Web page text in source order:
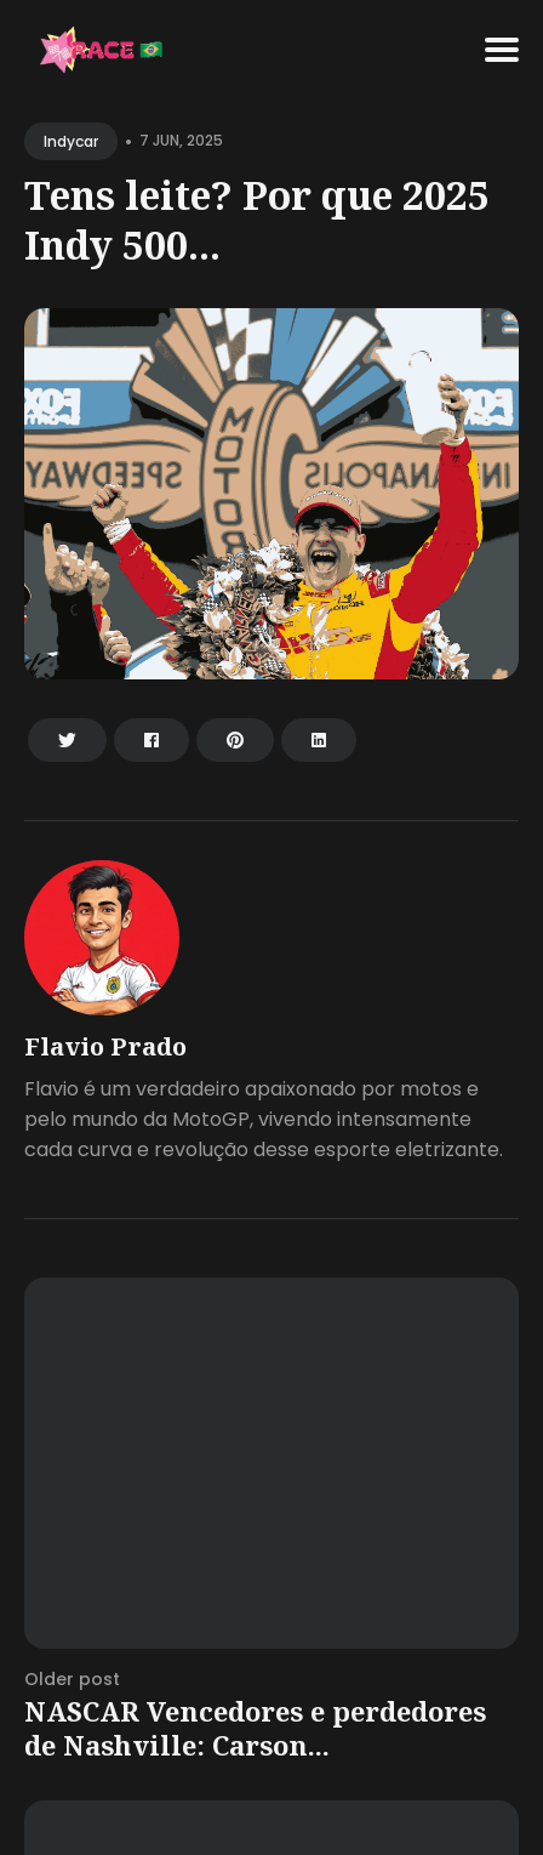
forIndycar • 7 JUN, 2025
Tens leite? Por que 2025
Indy 500...
Flavio Prado
Flavio é um verdadeiro apaixonado por motos e
pelo mundo da MotoGP, vivendo intensamente
cada curva e revolução desse esporte eletrizante.
Older post
NASCAR Vencedores e perdedores
de Nashville: Carson...